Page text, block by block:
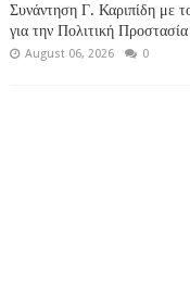
Συνάντηση Γ. Καριπίδη με
για την Πολιτική
August 06, 2026 0